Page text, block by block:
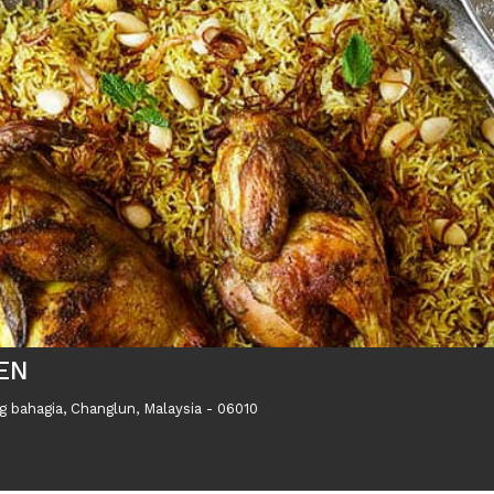
bahagia, Changlun, Malaysia - 06010